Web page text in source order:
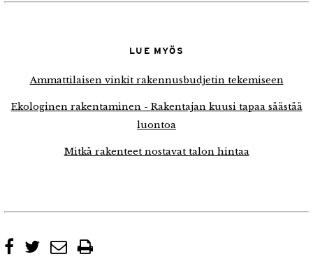
LUE MYÖS
Ammattilaisen vinkit rakennusbudjetin tekemiseen
Ekologinen rakentaminen - Rakentajan kuusi tapaa säästää
luontoa
Mitkä rakenteet nostavat talon hintaa